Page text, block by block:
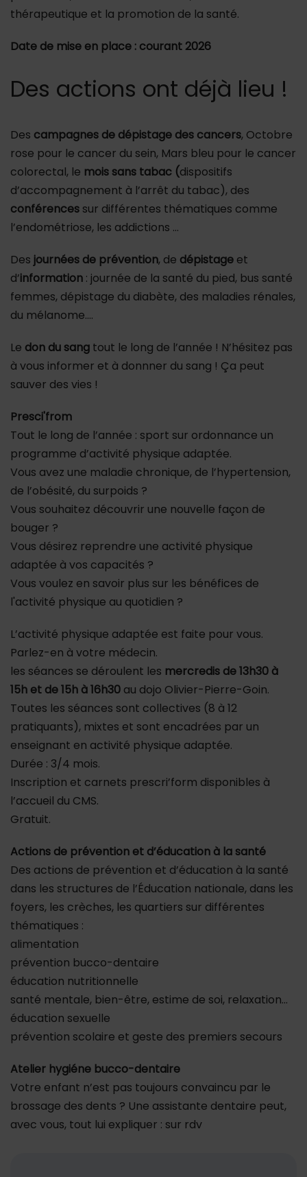
thérapeutique et la promotion de la santé.
Date de mise en place : courant 2026
Des actions ont déjà lieu !
Des campagnes de dépistage des cancers, Octobre
rose pour le cancer du sein, Mars bleu pour le cancer
colorectal, le mois sans tabac (dispositifs
d’accompagnement à l’arrêt du tabac), des
conférences sur différentes thématiques comme
l’endométriose, les addictions …
Des journées de prévention, de dépistage et
d’information : journée de la santé du pied, bus santé
femmes, dépistage du diabète, des maladies rénales,
du mélanome….
Le don du sang tout le long de l’année ! N’hésitez pas
à vous informer et à donnner du sang ! Ça peut
sauver des vies !
Presci'from
Tout le long de l’année : sport sur ordonnance un
programme d’activité physique adaptée.
Vous avez une maladie chronique, de l’hypertension,
de l’obésité, du surpoids ?
Vous souhaitez découvrir une nouvelle façon de
bouger ?
Vous désirez reprendre une activité physique
adaptée à vos capacités ?
Vous voulez en savoir plus sur les bénéfices de
l'activité physique au quotidien ?
L’activité physique adaptée est faite pour vous.
Parlez-en à votre médecin.
les séances se déroulent les mercredis de 13h30 à
15h et de 15h à 16h30 au dojo Olivier-Pierre-Goin.
Toutes les séances sont collectives (8 à 12
pratiquants), mixtes et sont encadrées par un
enseignant en activité physique adaptée.
Durée : 3/4 mois.
Inscription et carnets prescri’form disponibles à
l’accueil du CMS.
Gratuit.
Actions de prévention et d’éducation à la santé
Des actions de prévention et d’éducation à la santé
dans les structures de l’Éducation nationale, dans les
foyers, les crèches, les quartiers sur différentes
thématiques :
alimentation
prévention bucco-dentaire
éducation nutritionnelle
santé mentale, bien-être, estime de soi, relaxation…
éducation sexuelle
prévention scolaire et geste des premiers secours
Atelier hygiéne bucco-dentaire
Votre enfant n’est pas toujours convaincu par le
brossage des dents ? Une assistante dentaire peut,
avec vous, tout lui expliquer : sur rdv